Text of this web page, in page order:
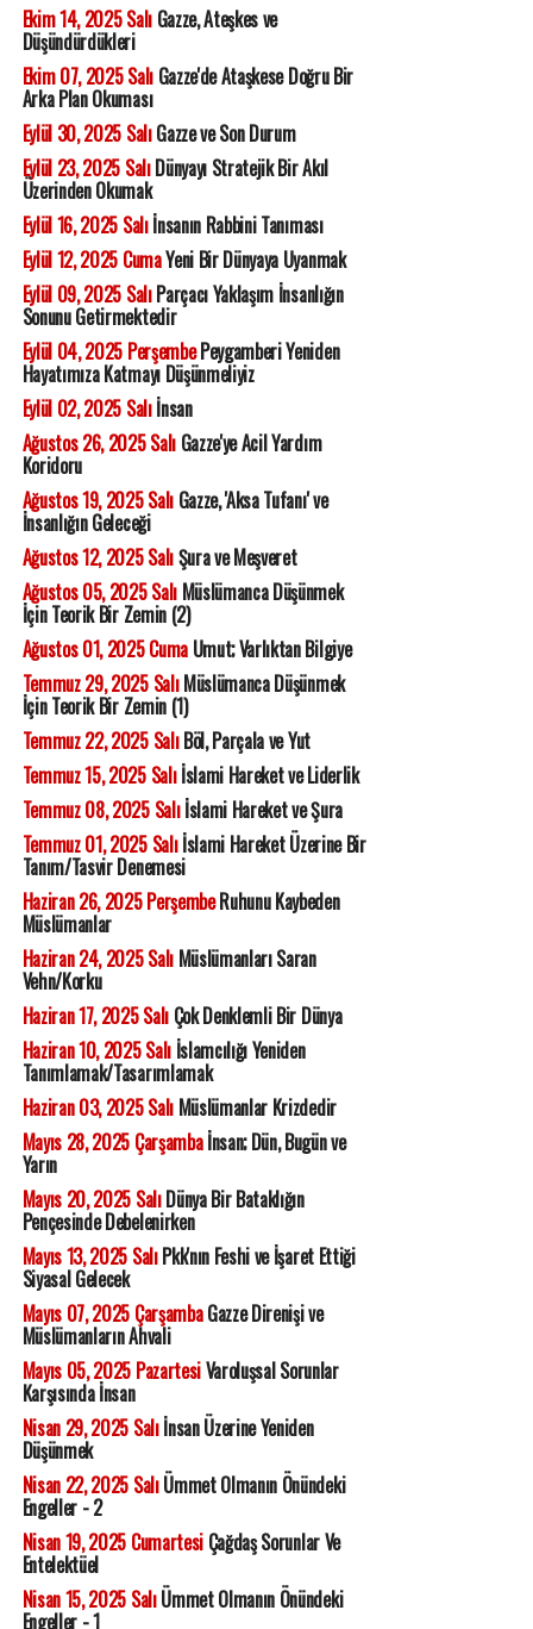
Ekim 14, 2025 SalıGazze, Ateşkes ve
Düşündürdükleri
Ekim 07, 2025 SalıGazze'de Ataşkese Doğru Bir
Arka Plan Okuması
Eylül 30, 2025 SalıGazze ve Son Durum
Eylül 23, 2025 SalıDünyayı Stratejik Bir Akıl
Üzerinden Okumak
Eylül 16, 2025 Salıİnsanın Rabbini Tanıması
Eylül 12, 2025 CumaYeni Bir Dünyaya Uyanmak
Eylül 09, 2025 SalıParçacı Yaklaşım İnsanlığın
Sonunu Getirmektedir
Eylül 04, 2025 PerşembePeygamberi Yeniden
Hayatımıza Katmayı Düşünmeliyiz
Eylül 02, 2025 Salıİnsan
Ağustos 26, 2025 SalıGazze'ye Acil Yardım
Koridoru
Ağustos 19, 2025 SalıGazze, 'Aksa Tufanı' ve
İnsanlığın Geleceği
Ağustos 12, 2025 SalıŞura ve Meşveret
Ağustos 05, 2025 SalıMüslümanca Düşünmek
İçin Teorik Bir Zemin (2)
Ağustos 01, 2025 CumaUmut; Varlıktan Bilgiye
Temmuz 29, 2025 SalıMüslümanca Düşünmek
İçin Teorik Bir Zemin (1)
Temmuz 22, 2025 SalıBöl, Parçala ve Yut
Temmuz 15, 2025 Salıİslami Hareket ve Liderlik
Temmuz 08, 2025 Salıİslami Hareket ve Şura
Temmuz 01, 2025 Salıİslami Hareket Üzerine Bir
Tanım/Tasvir Denemesi
Haziran 26, 2025 PerşembeRuhunu Kaybeden
Müslümanlar
Haziran 24, 2025 SalıMüslümanları Saran
Vehn/Korku
Haziran 17, 2025 SalıÇok Denklemli Bir Dünya
Haziran 10, 2025 Salıİslamcılığı Yeniden
Tanımlamak/Tasarımlamak
Haziran 03, 2025 SalıMüslümanlar Krizdedir
Mayıs 28, 2025 Çarşambaİnsan; Dün, Bugün ve
Yarın
Mayıs 20, 2025 SalıDünya Bir Bataklığın
Pençesinde Debelenirken
Mayıs 13, 2025 SalıPkk'nın Feshi ve İşaret Ettiği
Siyasal Gelecek
Mayıs 07, 2025 ÇarşambaGazze Direnişi ve
Müslümanların Ahvali
Mayıs 05, 2025 PazartesiVaroluşsal Sorunlar
Karşısında İnsan
Nisan 29, 2025 Salıİnsan Üzerine Yeniden
Düşünmek
Nisan 22, 2025 SalıÜmmet Olmanın Önündeki
Engeller - 2
Nisan 19, 2025 CumartesiÇağdaş Sorunlar Ve
Entelektüel
Nisan 15, 2025 SalıÜmmet Olmanın Önündeki
Engeller - 1